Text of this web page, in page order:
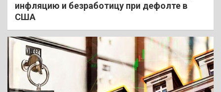
инфляцию и безработицу при дефолте в
США